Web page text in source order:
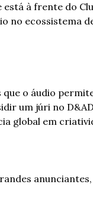
à frente do
no ecossistema
o áudio
um júri no
global em